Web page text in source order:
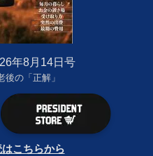
年8月14日号
後の「正解」
こちらから